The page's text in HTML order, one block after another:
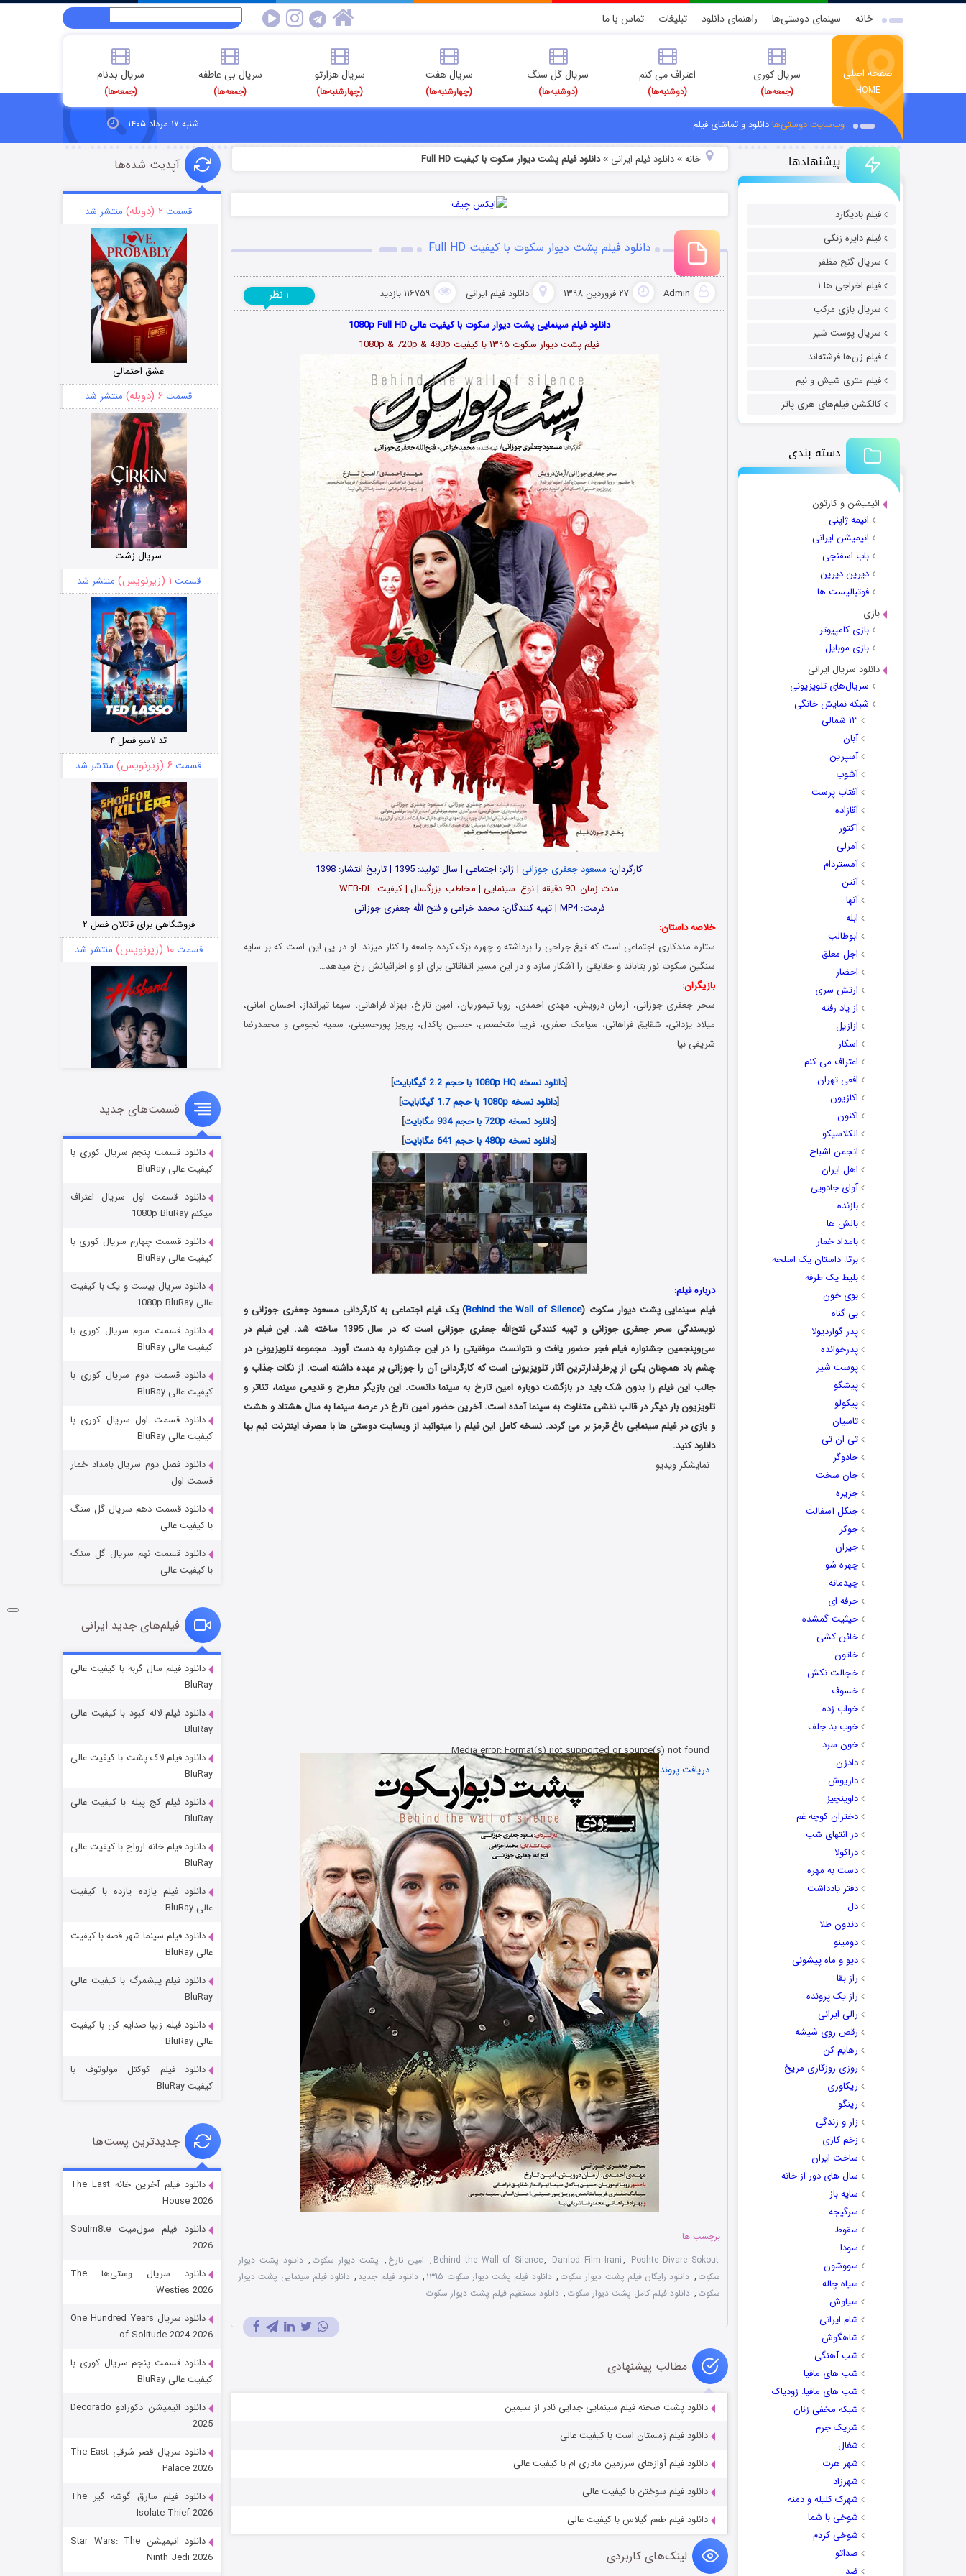
خانه سینمای دوستی‌ها راهنمای دانلود تبلیغات تماس با ما
صفحه اصلی
HOME
سریال کوری
(جمعه‌ها)
اعتراف می کنم
(دوشنبه‌ها)
سریال گل سنگ
(دوشنبه‌ها)
سریال هفت
(چهارشنبه‌ها)
سریال هزارتو
(چهارشنبه‌ها)
سریال بی عاطفه
(جمعه‌ها)
سریال بدنام
(جمعه‌ها)
وب‌سایت دوستی‌هادانلود و تماشای فیلم شنبه ۱۷ مرداد ۱۴۰۵
پیشنهادها
فیلم بادیگارد
فیلم دایره زنگی
سریال گنج مظفر
فیلم اخراجی ها ۱
سریال بازی مرکب
سریال پوست شیر
فیلم زن‌ها فرشته‌اند
فیلم متری شیش و نیم
کالکشن فیلم‌های هری پاتر
دسته بندی
انیمیشن و کارتون
انیمه ژاپنی
انیمیشن ایرانی
باب اسفنجی
دیرین دیرین
فوتبالیست ها
بازی
بازی کامپیوتر
بازی موبایل
دانلود سریال ایرانی
سریال‌های تلویزیونی
شبکه نمایش خانگی
۱۳ شمالی
آبان
آسپرین
آشوب
آفتاب پرست
آقازاده
آکتور
آمرلی
آمستردام
آنتن
آنها
ابله
ابوطالب
اجل معلق
احضار
ارتش سری
از یاد رفته
ازازیل
اسکار
اعتراف می کنم
افعی تهران
اکازیون
اکنون
الکلاسیکو
انجمن اشباح
اهل ایران
آوای جادویی
بازنده
بالش ها
بامداد خمار
برتا: داستان یک اسلحه
بلیط یک‌‌ طرفه
بوی خون
بی گناه
پدر گواردیولا
پدرخوانده
پوست شیر
پیشگو
پیکولو
تاسیان
تی ان تی
جادوگر
جان سخت
جزیره
جنگل آسفالت
جوکر
جیران
چهره شو
چیدمانه
حرفه ای
حیثیت گمشده
خائن کشی
خاتون
خجالت نکش
خسوف
خواب زده
خوب بد جلف
خون سرد
دادزن
داریوش
داوینچیز
دختران کوچه غم
در انتهای شب
دراکولا
دست به مهره
دفتر یادداشت
دل
دندون طلا
دومینو
دیو و ماه پیشونی
راز بقا
راز یک پرونده
رالی ایرانی
رقص روی شیشه
رهایم کن
روزی روزگاری مریخ
ریکاوری
رینگو
زار و زندگی
زخم کاری
ساخت ایران
سال های دور از خانه
سایه باز
سرگیجه
سقوط
سودا
سووشون
سیاه چاله
سیاوش
شام ایرانی
شاهگوش
شب آهنگی
شب های مافیا
شب های مافیا: زودیاک
شبکه مخفی زنان
شریک جرم
شغال
شهر هرت
شهرزاد
شهرک کلیله و دمنه
شوخی با شما
شوخی کردم
صداتو
ضد
خانه» دانلود فیلم‌ ایرانی »دانلود فیلم پشت دیوار سکوت با کیفیت Full HD
دانلود فیلم پشت دیوار سکوت با کیفیت Full HD
Admin ۲۷ فروردین ۱۳۹۸ دانلود فیلم‌ ایرانی ۱۱۶۷۵۹ بازدید ۱ نظر
دانلود فیلم سینمایی پشت دیوار سکوت با کیفیت عالی 1080p Full HD
فیلم پشت دیوار سکوت ۱۳۹۵ با کیفیت 1080p & 720p & 480p
کارگردان: مسعود جعفری جوزانی| ژانر: اجتماعی | سال تولید: 1395 | تاریخ انتشار: 1398
مدت زمان: 90 دقیقه | نوع: سینمایی | مخاطب: بزرگسال | کیفیت: WEB-DL
فرمت: MP4 | تهیه کنندگان: محمد خزاعی و فتح الله جعفری جوزانی
خلاصه داستان:
ستاره مددکاری اجتماعی است که تیغ جراحی را برداشته و چهره بزک کرده جامعه را کنار میزند. او در پی این است که بر سایه
سنگین سکوت نور بتاباند و حقایقی را آشکار سازد و در این مسیر اتفاقاتی برای او و اطرافیانش رخ میدهد…
بازیگران:
سحر جعفری جوزانی، آرمان درویش، مهدی احمدی، رویا تیموریان، امین تارخ، بهزاد فراهانی، سیما تیرانداز، احسان امانی،
میلاد یزدانی، شقایق فراهانی، سیامک صفری، فریبا متخصص، حسین پاکدل، پرویز پورحسینی، سمیه نجومی و محمدرضا
شریفی نیا
[دانلود نسخه 1080p HQ با حجم 2.2 گیگابایت
]
[دانلود نسخه 1080p با حجم 1.7 گیگابایت
]
[دانلود نسخه 720p با حجم 934 مگابایت
]
[دانلود نسخه 480p با حجم 641 مگابایت ]
درباره فیلم:
فیلم سینمایی پشت دیوار سکوت (Behind the Wall of Silence) یک فیلم اجتماعی به کارگردانی مسعود جعفری جوزانی و
نویسندگی سحر جعفری جوزانی و تهیه کنندگی فتح‌الله جعفری جوزانی است که در سال 1395 ساخته شد. این فیلم در
سی‌وپنجمین جشنواره فیلم فجر حضور یافت و نتوانست موفقیتی را در این جشنواره به دست آورد. مجموعه تلویزیونی در
چشم باد همچنان یکی از پرطرفدارترین آثار تلویزیونی است که کارگردانی آن را جوزانی بر عهده داشته است. از نکات جذاب و
جالب این فیلم را بدون شک باید در بازگشت دوباره امین تارخ به سینما دانست. این بازیگر مطرح و قدیمی سینما، تئاتر و
تلویزیون بار دیگر در قالب نقشی متفاوت به سینما آمده است. آخرین حضور امین تارخ در عرصه سینما به سال هشتاد و هشت
و بازی در فیلم سینمایی باغ قرمز بر می گردد. نسخه کامل این فیلم را میتوانید از وبسایت دوستی ها با مصرف اینترنت نیم بها
دانلود کنید.
نمایشگر ویدیو
Media error: Format(s) not supported or source(s) not found
دریافت پرونده: https://play.irdanlod.ir/Teaser/Poshte-Divare-Sokout.mp4?_=1
برای افزایش یا کاهش صدا از کلیدهای بالا و پایین استفاده کنید.
دانلود رایگان فیلم پشت دیوار سکوت با لینک مستقیم
برچسب ها
Behind the Wall of Silence, Danlod Film Irani, Poshte Divare Sokout
, امین تارخ , پشت دیوار سکوت , دانلود پشت دیوار
سکوت , دانلود رایگان فیلم پشت دیوار سکوت , دانلود فیلم پشت دیوار سکوت ۱۳۹۵ , دانلود فیلم جدید , دانلود فیلم سینمایی پشت دیوار
سکوت , دانلود فیلم کامل پشت دیوار سکوت , دانلود مستقیم فیلم پشت دیوار سکوت
مطالب پیشنهادی
دانلود پشت صحنه فیلم سینمایی جدایی نادر از سیمین
دانلود فیلم زمستان است با کیفیت عالی
دانلود فیلم آوازهای سرزمین مادری ام با کیفیت عالی
دانلود فیلم سوختن با کیفیت عالی
دانلود فیلم طعم گیلاس با کیفیت عالی
لینک‌های کاربردی
آپدیت شده‌ها
قسمت ۲ (دوبله) منتشر شد
عشق احتمالی
قسمت ۶ (دوبله) منتشر شد
سریال زشت
قسمت ۱ (زیرنویس) منتشر شد
تد لاسو فصل ۴
قسمت ۶ (زیرنویس) منتشر شد
فروشگاهی برای قاتلان فصل ۲
قسمت۱۰ (زیرنویس) منتشر شد
شوهر
قسمت۸ (زیرنویس) منتشر شد
عملیات آپارتمان
مردگان متحرک: شهر مرده ۳
قسمت ۲ (زیرنویس) منتشر شد
شکست استوارت در نجات جهان
قسمت
شوگر فصل ۲
خاندان اژدها فصل ۳
قسمت
باب اسفنجی فصل ۱۷
قسمت
قسمت‌های جدید
دانلود قسمت پنجم سریال کوری با
کیفیت عالی BluRay
دانلود قسمت اول سریال اعتراف
میکنم 1080p BluRay
دانلود قسمت چهارم سریال کوری با
کیفیت عالی BluRay
دانلود سریال بیست و یک با کیفیت
عالی 1080p BluRay
دانلود قسمت سوم سریال کوری با
کیفیت عالی BluRay
دانلود قسمت دوم سریال کوری با
کیفیت عالی BluRay
دانلود قسمت اول سریال کوری با
کیفیت عالی BluRay
دانلود فصل دوم سریال بامداد خمار
قسمت اول
دانلود قسمت دهم سریال گل سنگ
با کیفیت عالی
دانلود قسمت نهم سریال گل سنگ
با کیفیت عالی
فیلم‌های جدید ایرانی
دانلود فیلم سال گربه با کیفیت عالی
BluRay
دانلود فیلم لاله کبود با کیفیت عالی
BluRay
دانلود فیلم لاک پشت با کیفیت عالی
BluRay
دانلود فیلم کج‌ پیله با کیفیت عالی
BluRay
دانلود فیلم خانه ارواح با کیفیت عالی
BluRay
دانلود فیلم یازده یازده با کیفیت
عالی BluRay
دانلود فیلم سینما شهر قصه با کیفیت
عالی BluRay
دانلود فیلم پیشمرگ با کیفیت عالی
BluRay
دانلود فیلم زیبا صدایم کن با کیفیت
عالی BluRay
دانلود فیلم کوکتل مولوتوف با
کیفیت BluRay
جدیدترین پست‌ها
دانلود فیلم آخرین خانه The Last
House 2026
دانلود فیلم سول‌میت Soulm8te
2026
دانلود سریال وستی‌ها The
Westies 2026
دانلود سریال One Hundred Years
of Solitude 2024-2026
دانلود قسمت پنجم سریال کوری با
کیفیت عالی BluRay
دانلود انیمیشن دکورادو Decorado
2025
دانلود سریال قصر شرقی The East
Palace 2026
دانلود فیلم سارق گوشه گیر The
Isolate Thief 2026
دانلود انیمیشن Star Wars: The
Ninth Jedi 2026